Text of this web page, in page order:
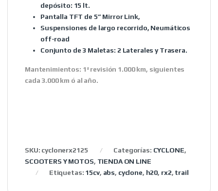
depósito: 15 lt.
Pantalla TFT de 5” Mirror Link,
Suspensiones de largo recorrido, Neumáticos
off-road
Conjunto de 3 Maletas: 2 Laterales y Trasera.
Mantenimientos: 1ª revisión 1.000 km, siguientes
cada 3.000 km ó al año.
SKU: cyclonerx2125 Categorías: CYCLONE,
SCOOTERS Y MOTOS, TIENDA ON LINE
Etiquetas: 15cv, abs, cyclone, h20, rx2, trail